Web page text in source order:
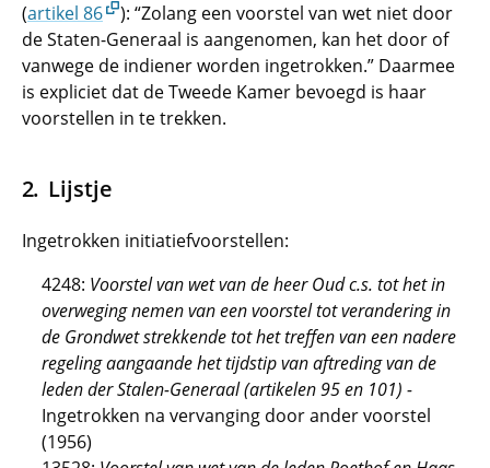
(artikel 86
): “Zolang een voorstel van wet niet door
de Staten-Generaal is aangenomen, kan het door of
vanwege de indiener worden ingetrokken.” Daarmee
is expliciet dat de Tweede Kamer bevoegd is haar
voorstellen in te trekken.
Lijstje
Ingetrokken initiatiefvoorstellen:
4248: Voorstel van wet van de heer Oud c.s. tot het in
overweging nemen van een voorstel tot verandering in
de Grondwet strekkende tot het treffen van een nadere
regeling aangaande het tijdstip van aftreding van de
leden der Stalen-Generaal (artikelen 95 en 101) -
Ingetrokken na vervanging door ander voorstel
(1956)